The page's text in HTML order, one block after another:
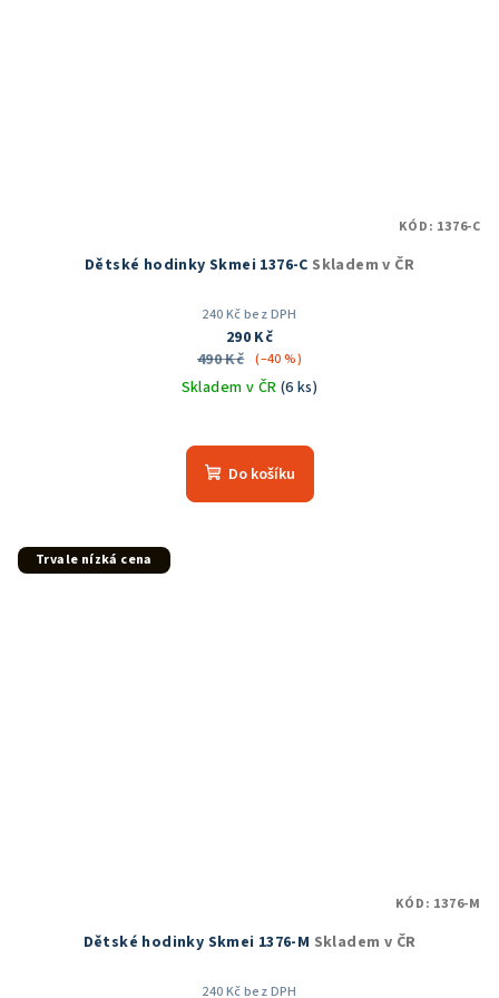
Dětské hodinky Skmei 1376-C Skladem v ČR
240 Kč bez DPH
290 Kč
490 Kč (–40 %)
Skladem v ČR (6 ks)
hodnocení
produktu
Do košíku
KÓD: 1376-C
Trvale nízká cena
Dětské hodinky Skmei 1376-M Skladem v ČR
240 Kč bez DPH
KÓD: 1376-M